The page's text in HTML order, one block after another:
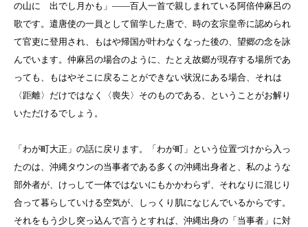
の山に 出でし月かも」――百人一首で親しまれている阿倍仲麻呂の
歌です。遣唐使の一員として留学した唐で、時の玄宗皇帝に認められ
て官吏に登用され、もはや帰国が叶わなくなった後の、望郷の念を詠
んでいます。仲麻呂の場合のように、たとえ故郷が現存する場所であ
っても、もはやそこに戻ることができない状況にある場合、それは
〈距離〉だけではなく〈喪失〉そのものである、ということがお解り
いただけるでしょう。
「わが町大正」の話に戻ります。「わが町」という位置づけから入っ
たのは、沖縄タウンの当事者である多くの沖縄出身者と、私のような
部外者が、けっして一体ではないにもかかわらず、それなりに混じり
合って暮らしていける空気が、しっくり肌になじんでいるからです。
それをもう少し突っ込んで言うとすれば、沖縄出身の「当事者」に対